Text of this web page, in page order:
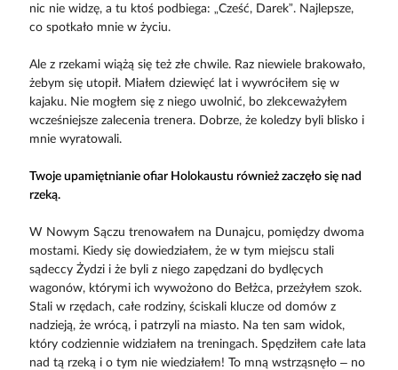
nic nie widzę, a tu ktoś podbiega: „Cześć, Darek”. Najlepsze,
co spotkało mnie w życiu.
Ale z rzekami wiążą się też złe chwile. Raz niewiele brakowało,
żebym się utopił. Miałem dziewięć lat i wywróciłem się w
kajaku. Nie mogłem się z niego uwolnić, bo zlekceważyłem
wcześniejsze zalecenia trenera. Dobrze, że koledzy byli blisko i
mnie wyratowali.
Twoje upamiętnianie ofiar Holokaustu również zaczęło się nad
rzeką.
W Nowym Sączu trenowałem na Dunajcu, pomiędzy dwoma
mostami. Kiedy się dowiedziałem, że w tym miejscu stali
sądeccy Żydzi i że byli z niego zapędzani do bydlęcych
wagonów, którymi ich wywożono do Bełżca, przeżyłem szok.
Stali w rzędach, całe rodziny, ściskali klucze od domów z
nadzieją, że wrócą, i patrzyli na miasto. Na ten sam widok,
który codziennie widziałem na treningach. Spędziłem całe lata
nad tą rzeką i o tym nie wiedziałem! To mną wstrząsnęło – no